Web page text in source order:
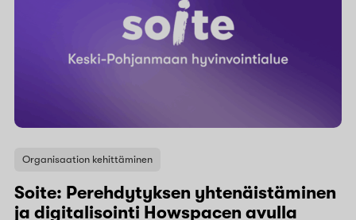
Organisaation kehittäminen
Soite: Perehdytyksen yhtenäistäminen
ja digitalisointi Howspacen avulla